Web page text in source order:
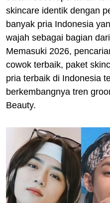
skincare identik dengan
banyak pria Indonesia
wajah sebagai bagian
Memasuki 2026,
cowok terbaik, paket
pria terbaik di Indonesia
berkembangnya tren
Beauty.